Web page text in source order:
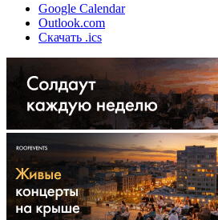
Google Calendar
Outlook.com
Скачать .ics